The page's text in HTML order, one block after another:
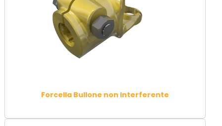
Forcella Bullone non Interferente